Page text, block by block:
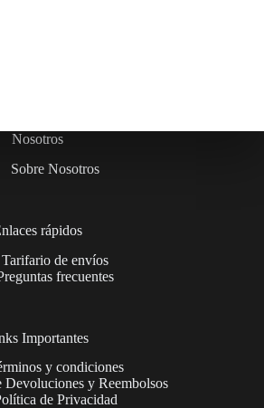
Nosotros
Sobre Nosotros
rápidos
Tarifario de envíos
frecuentes
Importantes
y condiciones
Devoluciones y Reembolsos
de Privacidad